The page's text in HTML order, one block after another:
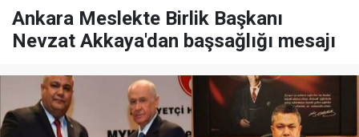
Ankara Meslekte Birlik Başkanı
Nevzat Akkaya'dan başsağlığı mesajı